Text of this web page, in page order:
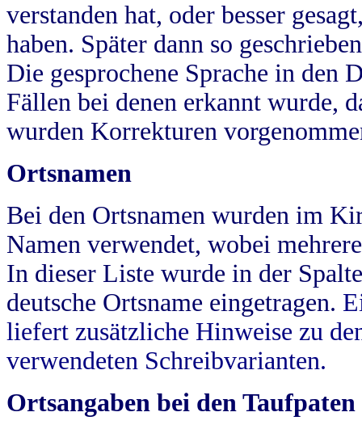
verstanden hat, oder besser
haben. Später dann so
Die gesprochene Sprache in
Fällen bei denen erkannt wurde,
wurden Korrekturen
Ortsnamen
Bei den Ortsnamen wurden im
Namen verwendet, wobei
In dieser Liste wurde in der
deutsche Ortsname eingetragen.
liefert zusätzliche Hinweise zu
verwendeten Schreibvarianten.
Ortsangaben bei den Taufpaten